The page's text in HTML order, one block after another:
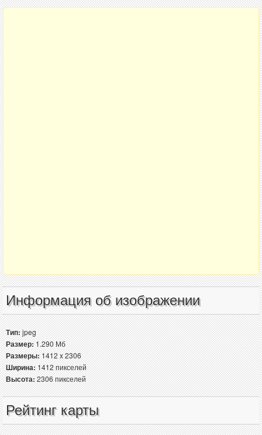
Информация об изображении
Тип:jpeg
Размер:1.290 Мб
Размеры:1412 x 2306
Ширина:1412 пикселей
Высота:2306 пикселей
Рейтинг карты